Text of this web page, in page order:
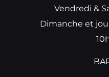
Vendredi &
Dimanche et